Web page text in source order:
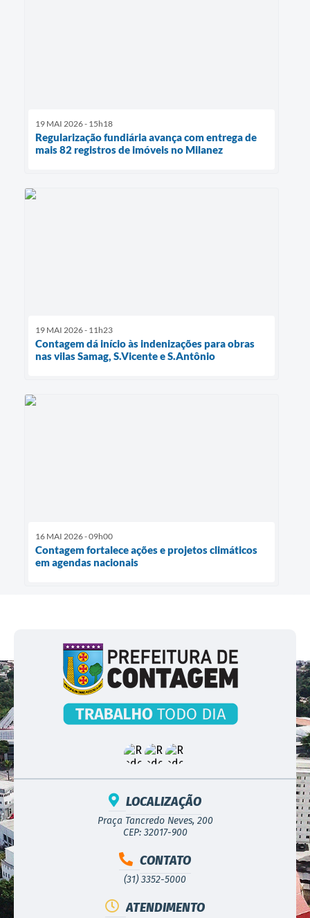
19 MAI 2026 - 15h18
Regularização fundiária avança com entrega de
mais 82 registros de imóveis no Milanez
19 MAI 2026 - 11h23
Contagem dá início às indenizações para obras
nas vilas Samag, S.Vicente e S.Antônio
16 MAI 2026 - 09h00
Contagem fortalece ações e projetos climáticos
em agendas nacionais
LOCALIZAÇÃO
Praça Tancredo Neves, 200
CEP: 32017-900
CONTATO
(31) 3352-5000
ATENDIMENTO